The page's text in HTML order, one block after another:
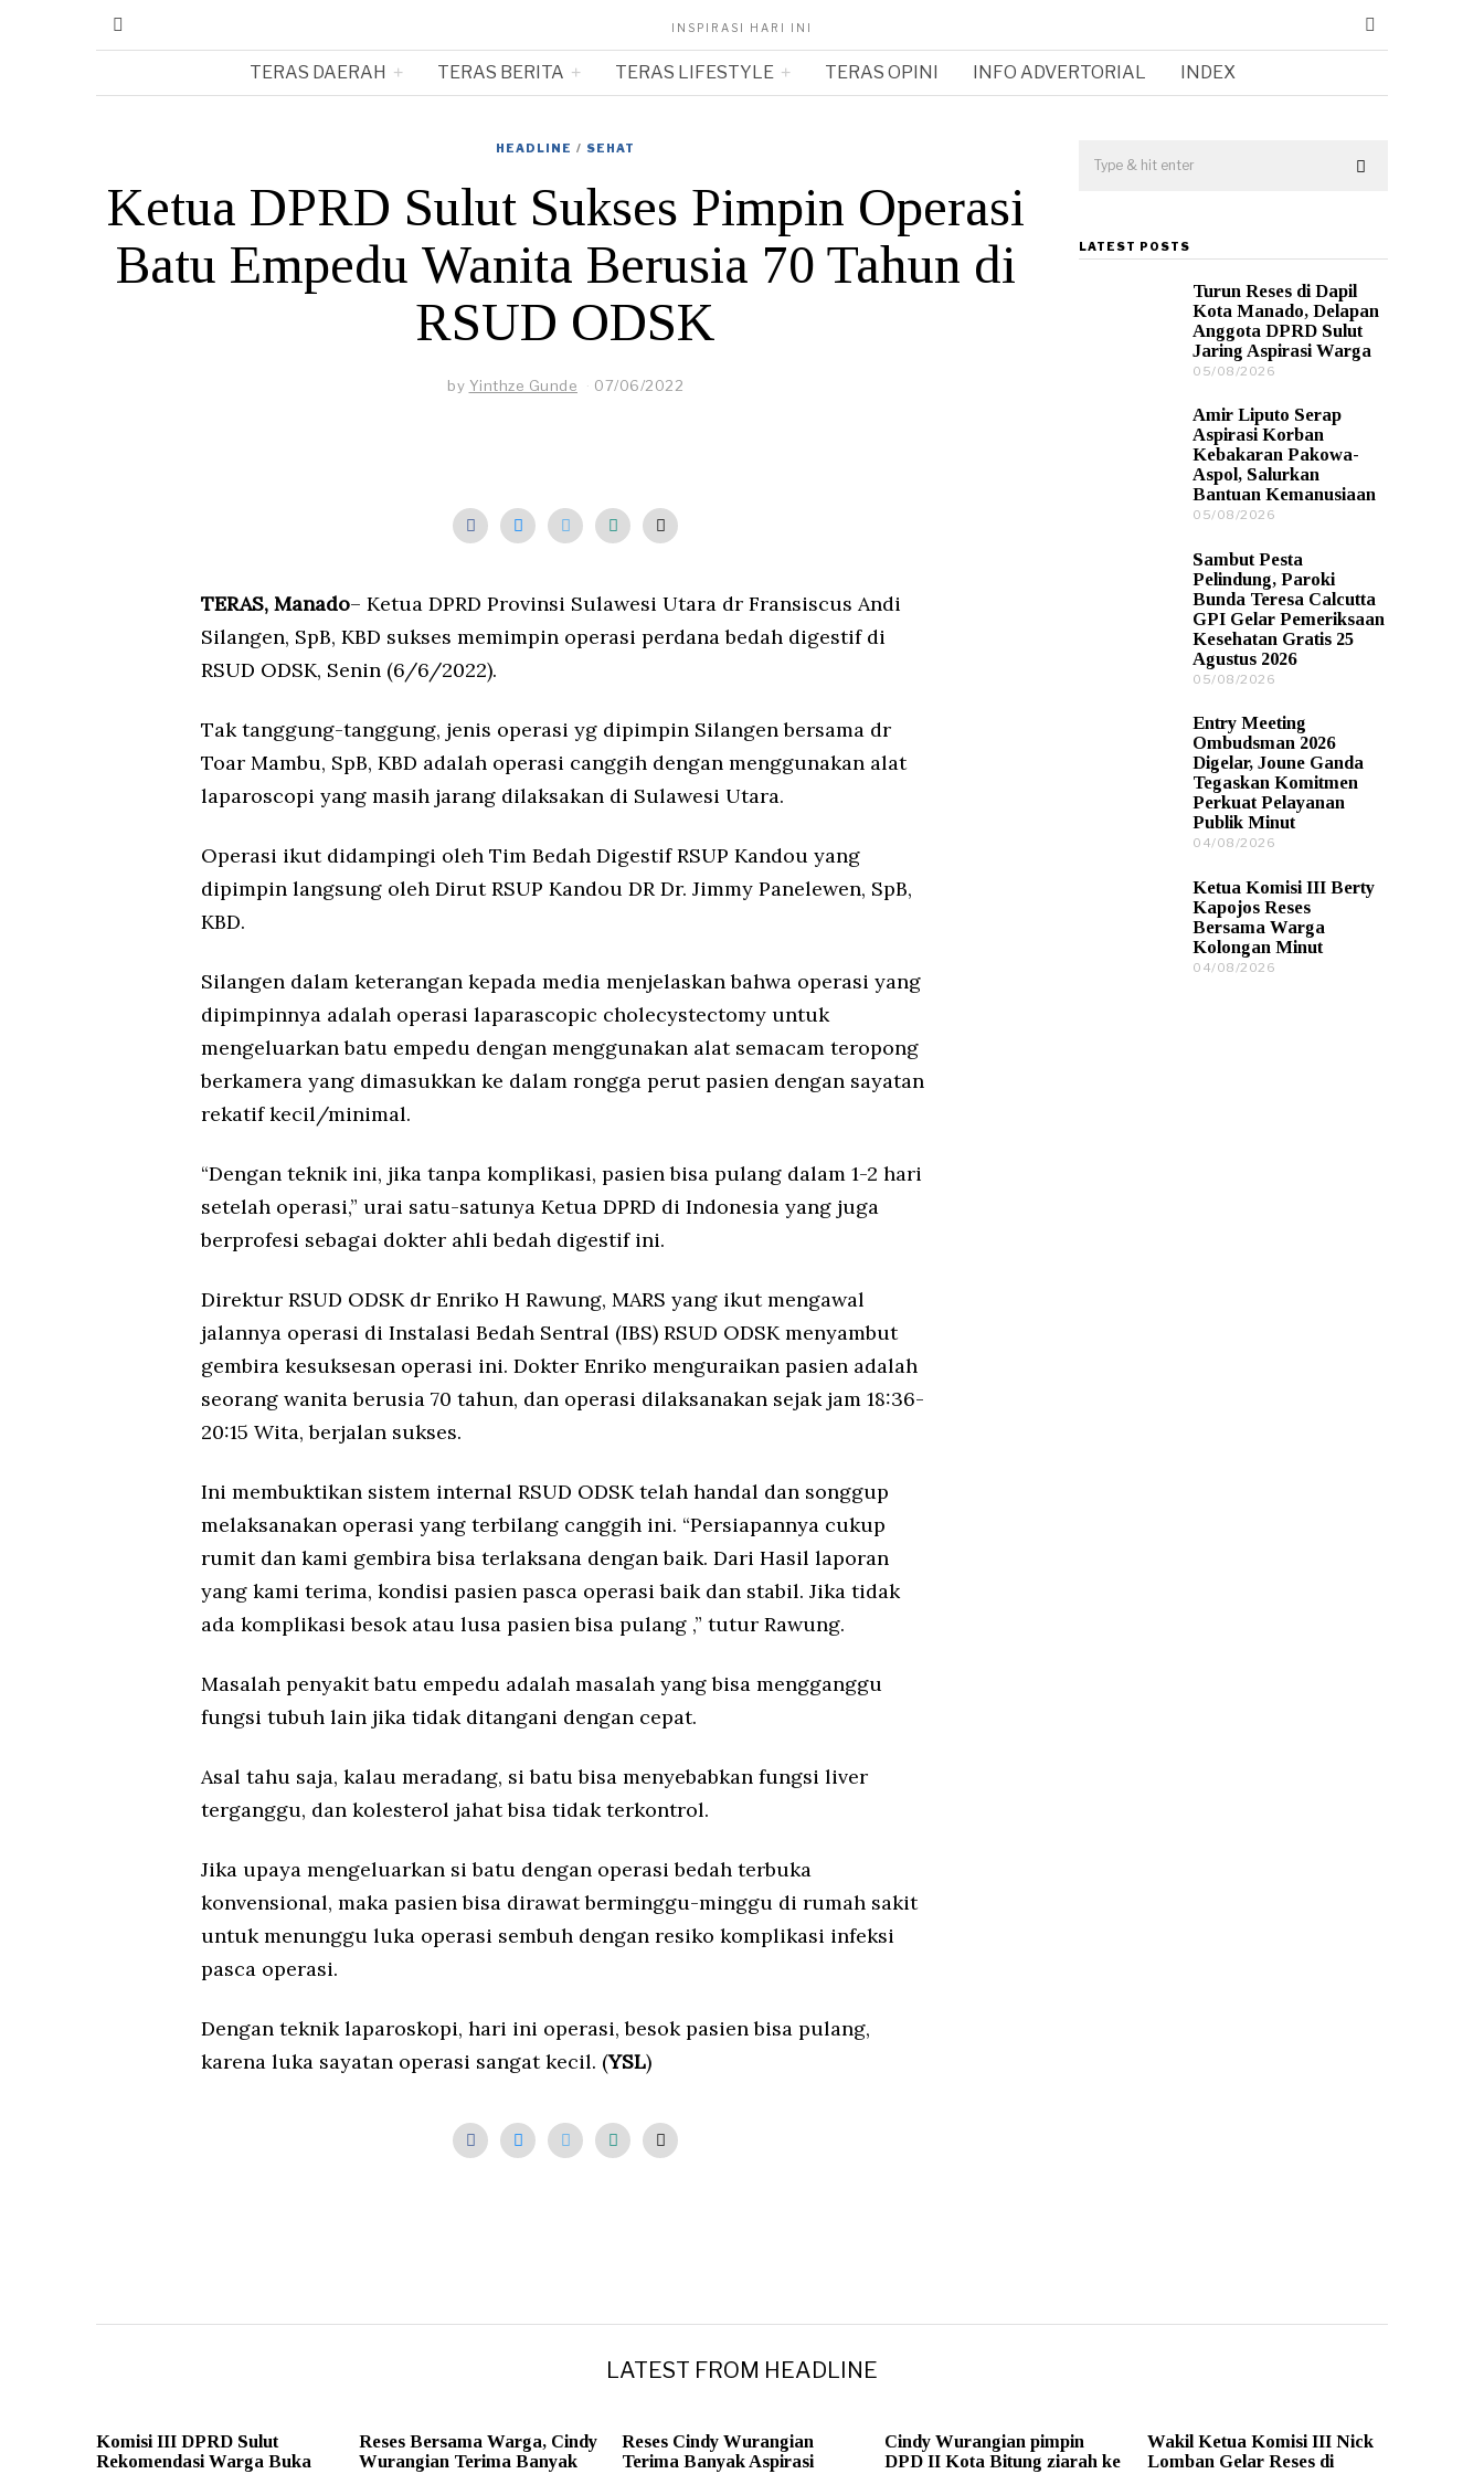
INSPIRASI HARI INI
TERAS DAERAH TERAS BERITA TERAS LIFESTYLE TERAS OPINI INFO ADVERTORIAL INDEX
HEADLINE / SEHAT
Ketua DPRD Sulut Sukses Pimpin Operasi
Batu Empedu Wanita Berusia 70 Tahun di
RSUD ODSK
by Yinthze Gunde 07/06/2022
TERAS, Manado– Ketua DPRD Provinsi Sulawesi Utara dr Fransiscus Andi
Silangen, SpB, KBD sukses memimpin operasi perdana bedah digestif di
RSUD ODSK, Senin (6/6/2022).
Tak tanggung-tanggung, jenis operasi yg dipimpin Silangen bersama dr
Toar Mambu, SpB, KBD adalah operasi canggih dengan menggunakan alat
laparoscopi yang masih jarang dilaksakan di Sulawesi Utara.
Operasi ikut didampingi oleh Tim Bedah Digestif RSUP Kandou yang
dipimpin langsung oleh Dirut RSUP Kandou DR Dr. Jimmy Panelewen, SpB,
KBD.
Silangen dalam keterangan kepada media menjelaskan bahwa operasi yang
dipimpinnya adalah operasi laparascopic cholecystectomy untuk
mengeluarkan batu empedu dengan menggunakan alat semacam teropong
berkamera yang dimasukkan ke dalam rongga perut pasien dengan sayatan
rekatif kecil/minimal.
“Dengan teknik ini, jika tanpa komplikasi, pasien bisa pulang dalam 1-2 hari
setelah operasi,” urai satu-satunya Ketua DPRD di Indonesia yang juga
berprofesi sebagai dokter ahli bedah digestif ini.
Direktur RSUD ODSK dr Enriko H Rawung, MARS yang ikut mengawal
jalannya operasi di Instalasi Bedah Sentral (IBS) RSUD ODSK menyambut
gembira kesuksesan operasi ini. Dokter Enriko menguraikan pasien adalah
seorang wanita berusia 70 tahun, dan operasi dilaksanakan sejak jam 18:36-
20:15 Wita, berjalan sukses.
Ini membuktikan sistem internal RSUD ODSK telah handal dan songgup
melaksanakan operasi yang terbilang canggih ini. “Persiapannya cukup
rumit dan kami gembira bisa terlaksana dengan baik. Dari Hasil laporan
yang kami terima, kondisi pasien pasca operasi baik dan stabil. Jika tidak
ada komplikasi besok atau lusa pasien bisa pulang ,” tutur Rawung.
Masalah penyakit batu empedu adalah masalah yang bisa mengganggu
fungsi tubuh lain jika tidak ditangani dengan cepat.
Asal tahu saja, kalau meradang, si batu bisa menyebabkan fungsi liver
terganggu, dan kolesterol jahat bisa tidak terkontrol.
Jika upaya mengeluarkan si batu dengan operasi bedah terbuka
konvensional, maka pasien bisa dirawat berminggu-minggu di rumah sakit
untuk menunggu luka operasi sembuh dengan resiko komplikasi infeksi
pasca operasi.
Dengan teknik laparoskopi, hari ini operasi, besok pasien bisa pulang,
karena luka sayatan operasi sangat kecil. (YSL)
LATEST POSTS
Turun Reses di Dapil
Kota Manado, Delapan
Anggota DPRD Sulut
Jaring Aspirasi Warga
05/08/2026
/
0
8
/
2
0
Amir Liputo Serap
Aspirasi Korban
Kebakaran Pakowa-
Aspol, Salurkan
Bantuan Kemanusiaan
05/08/2026
0
8
/
2
0
2
Sambut Pesta
Pelindung, Paroki
Bunda Teresa Calcutta
GPI Gelar Pemeriksaan
Kesehatan Gratis 25
Agustus 2026
05/08/2026
0
8
/
2
0
2
Entry Meeting
Ombudsman 2026
Digelar, Joune Ganda
Tegaskan Komitmen
Perkuat Pelayanan
Publik Minut
04/08/2026
0
8
/
2
Ketua Komisi III Berty
Kapojos Reses
Bersama Warga
Kolongan Minut
04/08/2026
LATEST FROM HEADLINE
Komisi III DPRD Sulut
Rekomendasi Warga Buka
Reses Bersama Warga, Cindy
Wurangian Terima Banyak
Reses Cindy Wurangian
Terima Banyak Aspirasi
Cindy Wurangian pimpin
DPD II Kota Bitung ziarah ke
Wakil Ketua Komisi III Nick
Lomban Gelar Reses di